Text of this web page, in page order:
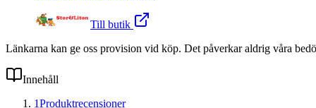
Till butik
Länkarna kan ge oss provision vid köp. Det påverkar aldrig våra
Innehåll
1Produktrecensioner